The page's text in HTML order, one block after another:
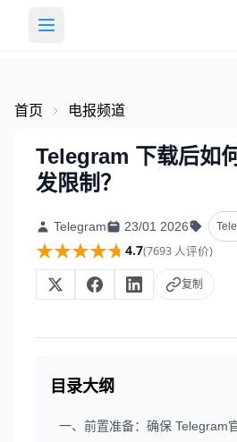
首页 电报频道
Telegram 下载后如
发限制？
Telegram 23/01 2026
★★★★★
★★★★★4.7(7693 人评价)
复制
目录大纲
一、前置准备：确保 Telegram